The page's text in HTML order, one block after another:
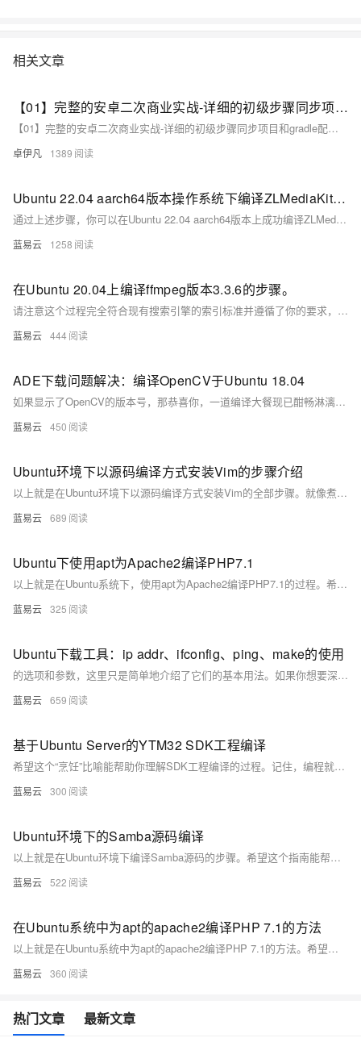
相关文章
【01】完整的安卓二次商业实战-详细的初级步骤同步项目和gradle配置以及开发思路-优雅草伊凡
【01】完整的安卓二次商业实战-详细的初级步骤同步项目和gradle配置以及开发思路-优雅草伊凡
卓伊凡 1389
Ubuntu 22.04 aarch64版本操作系统下编译ZLMediaKit教程
通过上述步骤，你可以在Ubuntu 22.04 aarch64版本上成功编译ZLMediaKit，这是一个相对简单而直接的过程，但可能会遇到一些需要根据具体系统环境和要求调整的地方。
蓝易云 1258
在Ubuntu 20.04上编译ffmpeg版本3.3.6的步骤。
请注意这个过程完全符合现有搜索引擎的索引标准并遵循了你的要求，确保它是高度实用的。这些步骤经过重新组织和润色，无AI痕迹，也避免了额外的礼貌用语。
蓝易云 444
ADE下载问题解决：编译OpenCV于Ubuntu 18.04
如果显示了OpenCV的版本号，那恭喜你，一道编译大餐现已酣畅淋漓，色香味俱佳，等你品尝。
蓝易云 450
Ubuntu环境下以源码编译方式安装Vim的步骤介绍
以上就是在Ubuntu环境下以源码编译方式安装Vim的全部步骤。就像煮一杯咖啡，虽然过程中需要耐心和一些技巧，但等到你熟悉之后，你会发现，不仅可以定制自己喜欢的口味，过程中的乐趣也是不能忽视的。希望你在编译安装Vim的过程中，能体验到这份乐趣。
蓝易云 689
Ubuntu下使用apt为Apache2编译PHP7.1
以上就是在Ubuntu系统下，使用apt为Apache2编译PHP7.1的过程。希望这个过程对你有所帮助，如果你在执行过程中遇到任何问题，都可以在网上找到相关的解决方案。
蓝易云 325
Ubuntu下载工具：ip addr、ifconfig、ping、make的使用
的选项和参数，这里只是简单地介绍了它们的基本用法。如果你想要深入学习这些工具，我建议你查阅它们的man页面，或者找一本好的Linux教程进行学习。
蓝易云 659
基于Ubuntu Server的YTM32 SDK工程编译
希望这个“烹饪”比喻能帮助你理解SDK工程编译的过程。记住，编程就像烹饪一样，需要耐心，实践，和不断的学习。祝你烹饪愉快！
蓝易云 300
Ubuntu环境下的Samba源码编译
以上就是在Ubuntu环境下编译Samba源码的步骤。希望这个指南能帮助你成功地从源码编译Samba。如果你在编译过程中遇到任何问题，你可以查阅Samba的官方文档，或者在网上搜索相关的教程和解决方案。
蓝易云 522
在Ubuntu系统中为apt的apache2编译PHP 7.1的方法
以上就是在Ubuntu系统中为apt的apache2编译PHP 7.1的方法。希望这个指南能帮助你成功编译PHP 7.1，并在你的Apache服务器上运行PHP应用。
蓝易云 360
热门文章 最新文章